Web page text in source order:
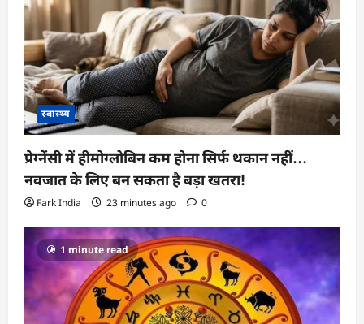
स्वास्थ्य
प्रेग्नेंसी में हीमोग्लोबिन कम होना सिर्फ थकान नहीं…
नवजात के लिए बन सकता है बड़ा खतरा!
Fark India 23 minutes ago 0
1 minute read